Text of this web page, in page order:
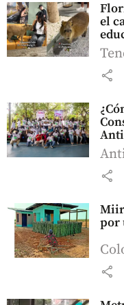
el
share
share
por
share